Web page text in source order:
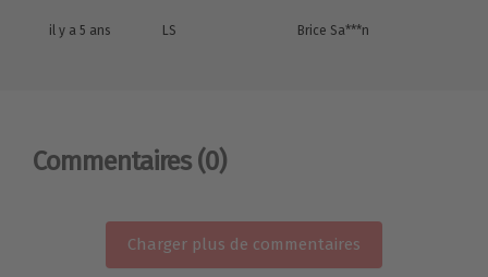
il y a 5 ans LS Brice Sa***n
Commentaires (0)
Charger plus de commentaires